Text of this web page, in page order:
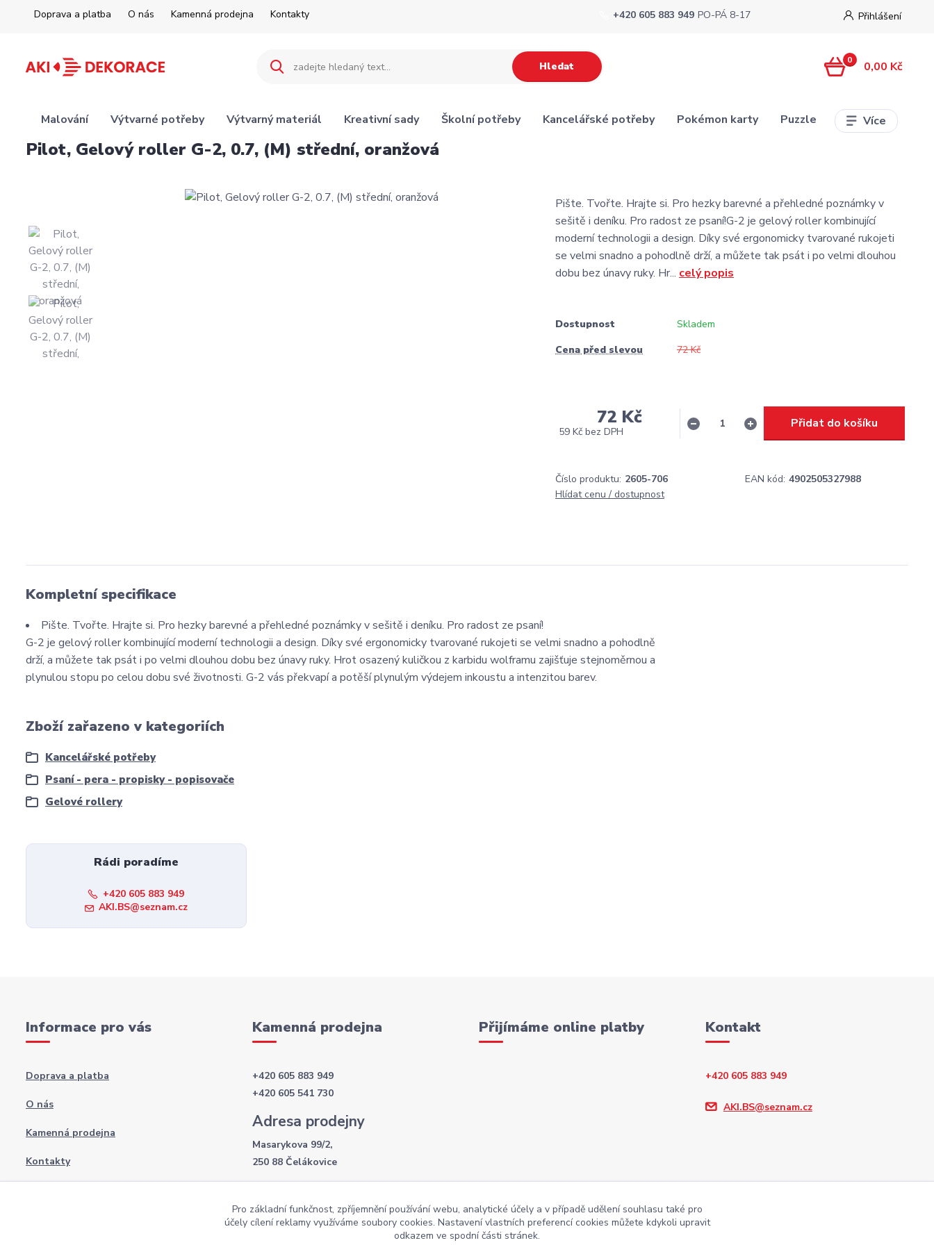
Doprava a platba O nás Kamenná prodejna Kontakty Přihlášení
Hledat
+420 605 883 949 PO-PÁ 8-17
0 0,00 Kč
Malování Výtvarné potřeby Výtvarný materiál Kreativní sady Školní potřeby Kancelářské potřeby Pokémon karty Puzzle Více
Pilot, Gelový roller G-2, 0.7, (M) střední, oranžová
Pište. Tvořte. Hrajte si. Pro hezky barevné a přehledné poznámky v
sešitě i deníku. Pro radost ze psaní!G-2 je gelový roller kombinující
moderní technologii a design. Díky své ergonomicky tvarované rukojeti
se velmi snadno a pohodlně drží, a můžete tak psát i po velmi dlouhou
dobu bez únavy ruky. Hr... celý popis
Dostupnost
Skladem
Cena před slevou
72 Kč
72 Kč
59 Kč bez DPH
Přidat do košíku
Číslo produktu: 2605-706 EAN kód: 4902505327988
Hlídat cenu / dostupnost
Kompletní specifikace
Pište. Tvořte. Hrajte si. Pro hezky barevné a přehledné poznámky v sešitě i deníku. Pro radost ze psaní!
G-2 je gelový roller kombinující moderní technologii a design. Díky své ergonomicky tvarované rukojeti se velmi snadno a pohodlně
drží, a můžete tak psát i po velmi dlouhou dobu bez únavy ruky. Hrot osazený kuličkou z karbidu wolframu zajišťuje stejnoměrnou a
plynulou stopu po celou dobu své životnosti. G-2 vás překvapí a potěší plynulým výdejem inkoustu a intenzitou barev.
Zboží zařazeno v kategoriích
Kancelářské potřeby
Psaní - pera - propisky - popisovače
Gelové rollery
Rádi poradíme
+420 605 883 949
AKI.BS@seznam.cz
Informace pro vás
Doprava a platba
O nás
Kamenná prodejna
Kontakty
Kamenná prodejna
+420 605 883 949
+420 605 541 730
Adresa prodejny
Masarykova 99/2,
250 88 Čelákovice
Po-Pá: 8:00 - 17:30
So: 9:00 - 12:00
Přijímáme online platby Kontakt
+420 605 883 949
AKI.BS@seznam.cz
Pro základní funkčnost, zpříjemnění používání webu, analytické účely a v případě udělení souhlasu také pro
účely cílení reklamy využíváme soubory cookies. Nastavení vlastních preferencí cookies můžete kdykoli upravit
odkazem ve spodní části stránek.